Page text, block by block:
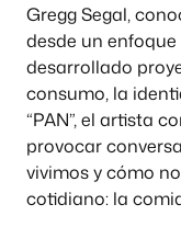
Gregg Segal,
desde un
desarrollado
consumo, la
“PAN”, el artista
provocar
vivimos y cómo
cotidiano: la